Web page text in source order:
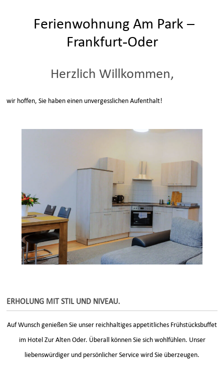
Ferienwohnung Am Park –
Frankfurt-Oder
Herzlich Willkommen,
wir hoffen, Sie haben einen unvergesslichen Aufenthalt!
ERHOLUNG MIT STIL UND NIVEAU.
Auf Wunsch genießen Sie unser reichhaltiges appetitliches Frühstücksbuffet
im Hotel Zur Alten Oder. Überall können Sie sich wohlfühlen. Unser
liebenswürdiger und persönlicher Service wird Sie überzeugen.